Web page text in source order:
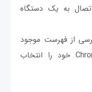
به یک دستگاه
از فهرست موجود
گزینه Processor نام Chromecast خود را انتخاب